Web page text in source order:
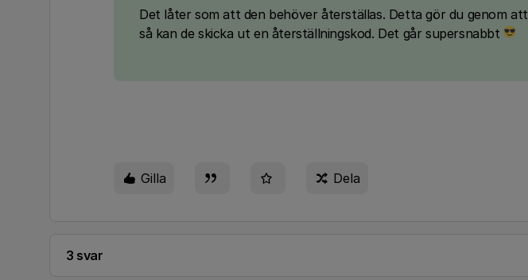
Det låter som att den behöver återställas. Detta gör du genom att
så kan de skicka ut en återställningskod. Det går supersnabbt
Gilla Dela
3 svar